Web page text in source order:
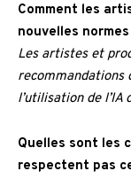
Comment les
nouvelles
Les artistes et
recommandations
l’utilisation de
Quelles sont les
respectent pas